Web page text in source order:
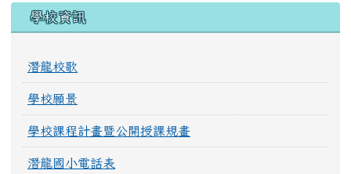
學校資訊
潛龍校歌
學校願景
學校課程計畫暨公開授課規畫
潛龍國小電話表